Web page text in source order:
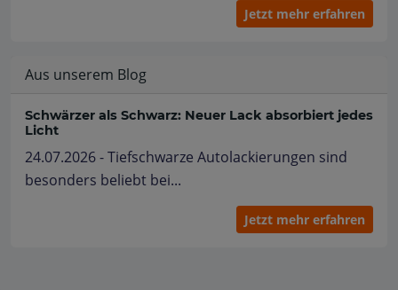
Jetzt mehr erfahren
Aus unserem Blog
Schwärzer als Schwarz: Neuer Lack absorbiert jedes
Licht
24.07.2026 - Tiefschwarze Autolackierungen sind
besonders beliebt bei...
Jetzt mehr erfahren